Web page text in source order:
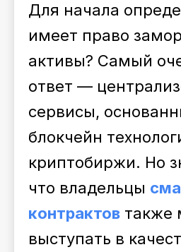
Для начала
имеет право
активы? Самый
ответ —
сервисы,
блокчейн
криптобиржи. Но
что владельцы
контрактов также
выступать в